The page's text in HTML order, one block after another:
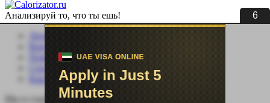
6
Анализируй то, что ты ешь!
Личный кабинет
Помощь сайту
Соцсети
Карта сайта
Мы в социальных сетях: